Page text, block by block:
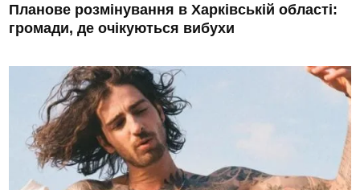
Планове розмінування в Харківській області:
громади, де очікуються вибухи